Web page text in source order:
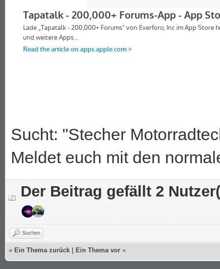
Sucht: "Stecher
Meldet euch mit den
Der Beitrag gefällt 2
Suchen
« Ein Thema zurück Ein Thema vor »